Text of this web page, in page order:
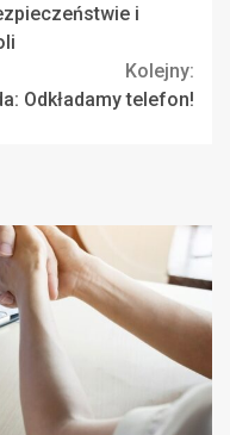
i
Kolejny:
Odkładamy telefon!